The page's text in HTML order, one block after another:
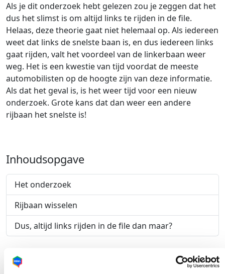
Als je dit onderzoek hebt gelezen zou je zeggen dat het
dus het slimst is om altijd links te rijden in de file.
Helaas, deze theorie gaat niet helemaal op. Als iedereen
weet dat links de snelste baan is, en dus iedereen links
gaat rijden, valt het voordeel van de linkerbaan weer
weg. Het is een kwestie van tijd voordat de meeste
automobilisten op de hoogte zijn van deze informatie.
Als dat het geval is, is het weer tijd voor een nieuw
onderzoek. Grote kans dat dan weer een andere
rijbaan het snelste is!
Inhoudsopgave
Het onderzoek
Rijbaan wisselen
Dus, altijd links rijden in de file dan maar?